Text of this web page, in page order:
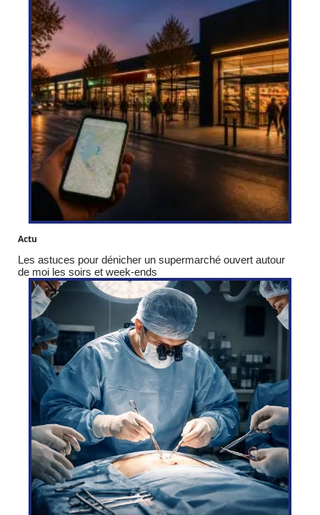
Actu
Les astuces pour dénicher un supermarché ouvert autour
de moi les soirs et week-ends